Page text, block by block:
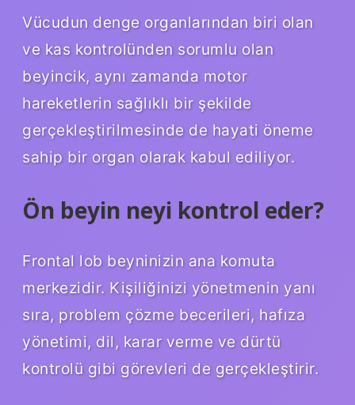
Vücudun denge organlarından biri olan
ve kas kontrolünden sorumlu olan
beyincik, aynı zamanda motor
hareketlerin sağlıklı bir şekilde
gerçekleştirilmesinde de hayati öneme
sahip bir organ olarak kabul ediliyor.
Ön beyin neyi kontrol eder?
Frontal lob beyninizin ana komuta
merkezidir. Kişiliğinizi yönetmenin yanı
sıra, problem çözme becerileri, hafıza
yönetimi, dil, karar verme ve dürtü
kontrolü gibi görevleri de gerçekleştirir.